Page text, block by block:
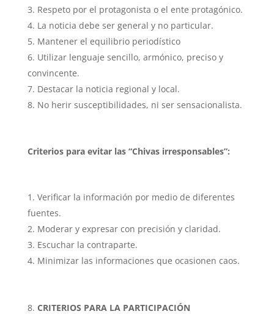
Respeto por el protagonista o el ente protagónico.
La noticia debe ser general y no particular.
Mantener el equilibrio periodístico
Utilizar lenguaje sencillo, armónico, preciso y
convincente.
Destacar la noticia regional y local.
No herir susceptibilidades, ni ser sensacionalista.
Criterios para evitar las “Chivas irresponsables”:
Verificar la información por medio de diferentes
fuentes.
Moderar y expresar con precisión y claridad.
Escuchar la contraparte.
Minimizar las informaciones que ocasionen caos.
CRITERIOS PARA LA PARTICIPACIÓN